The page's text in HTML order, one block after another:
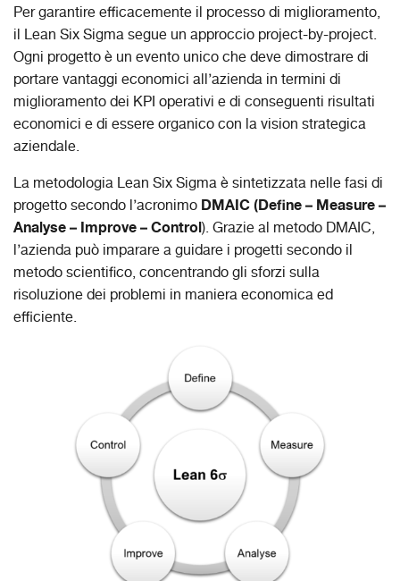
Per garantire efficacemente il processo di miglioramento,
il Lean Six Sigma segue un approccio project-by-project.
Ogni progetto è un evento unico che deve dimostrare di
portare vantaggi economici all’azienda in termini di
miglioramento dei KPI operativi e di conseguenti risultati
economici e di essere organico con la vision strategica
aziendale.
La metodologia Lean Six Sigma è sintetizzata nelle fasi di
progetto secondo l’acronimo DMAIC (Define – Measure –
Analyse – Improve – Control). Grazie al metodo DMAIC,
l’azienda può imparare a guidare i progetti secondo il
metodo scientifico, concentrando gli sforzi sulla
risoluzione dei problemi in maniera economica ed
efficiente.